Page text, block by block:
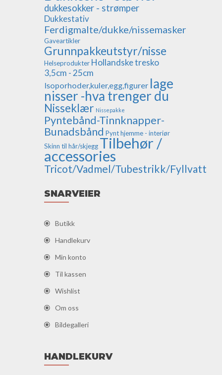
dukkesokker - strømper
Dukkestativ
Ferdigmalte/dukke/nissemasker
Gaveartikler
Grunnpakkeutstyr/nisse
Helseprodukter Hollandske tresko
3,5cm - 25cm
Isoporhoder,kuler,egg,figurer lage
nisser -hva trenger du
Nisseklær Nissepakke
Pyntebånd-Tinnknapper-
Bunadsbånd Pynt hjemme - interiør
Skinn til hår/skjegg Tilbehør /
accessories
Tricot/Vadmel/Tubestrikk/Fyllvatt
SNARVEIER
Butikk
Handlekurv
Min konto
Til kassen
Wishlist
Om oss
Bildegalleri
HANDLEKURV